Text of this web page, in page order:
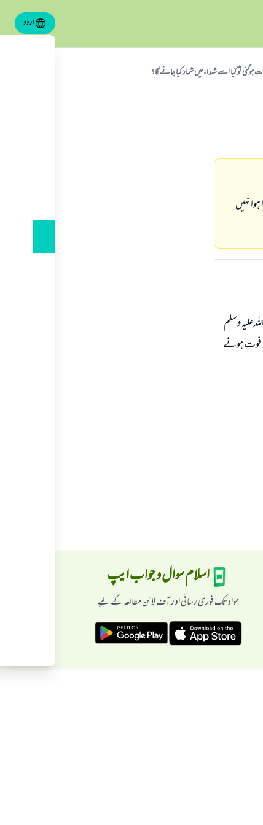
اردو
تو کیا اسے شہداء میں شمار کیا جائے گا؟
ہوا نہیں
علیہ وسلم
فوت ہونے
اسلام سوال و جواب ایپ
مواد تک فوری رسائی اور آف لائن مطالعہ کے لیے